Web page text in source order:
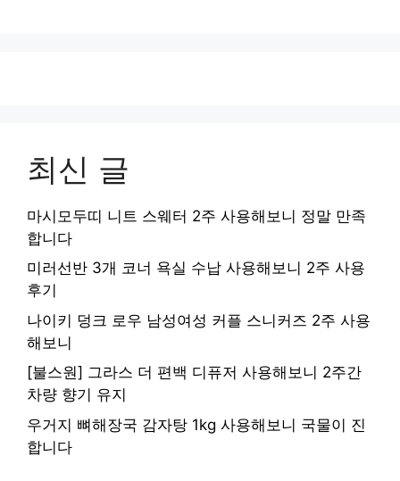
최신 글
마시모두띠 니트 스웨터 2주 사용해보니 정말 만족
합니다
미러선반 3개 코너 욕실 수납 사용해보니 2주 사용
후기
나이키 덩크 로우 남성여성 커플 스니커즈 2주 사용
해보니
[불스원] 그라스 더 편백 디퓨저 사용해보니 2주간
차량 향기 유지
우거지 뼈해장국 감자탕 1kg 사용해보니 국물이 진
합니다